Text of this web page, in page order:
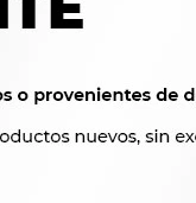
  
Ver mas